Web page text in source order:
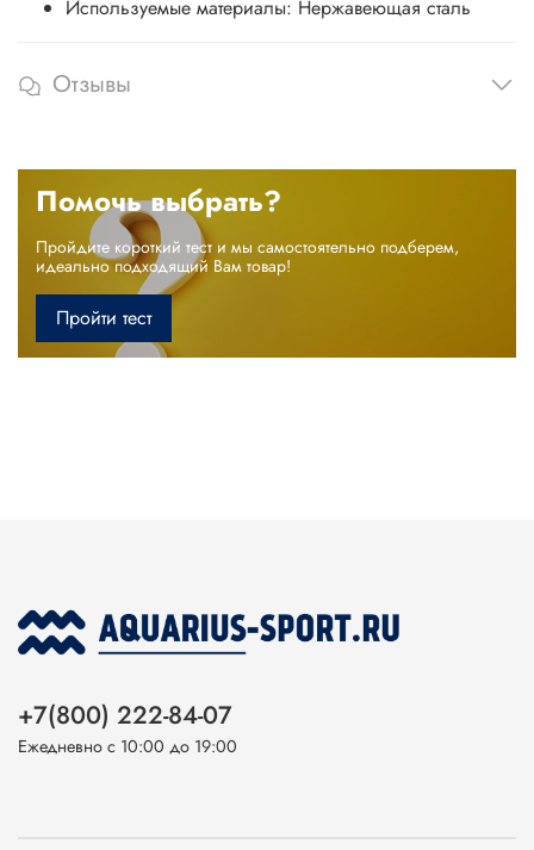
Используемые материалы: Нержавеющая сталь
Отзывы
Помочь выбрать?
Пройдите короткий тест и мы самостоятельно подберем,
идеально подходящий Вам товар!
Пройти тест
+7(800) 222-84-07
Ежедневно с 10:00 до 19:00